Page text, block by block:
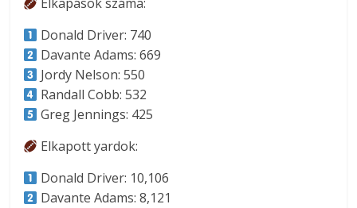
Donald Driver: 740
Davante Adams: 669
Jordy Nelson: 550
Randall Cobb: 532
Greg Jennings: 425
Elkapott yardok:
Donald Driver: 10,106
Davante Adams: 8,121